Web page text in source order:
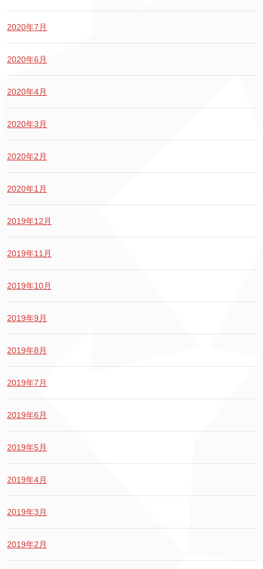
2020年7月
2020年6月
2020年4月
2020年3月
2020年2月
2020年1月
2019年12月
2019年11月
2019年10月
2019年9月
2019年8月
2019年7月
2019年6月
2019年5月
2019年4月
2019年3月
2019年2月